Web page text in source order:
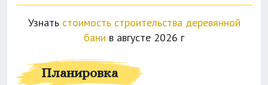
Узнать стоимость строительства деревянной
бани в августе 2026 г
Планировка